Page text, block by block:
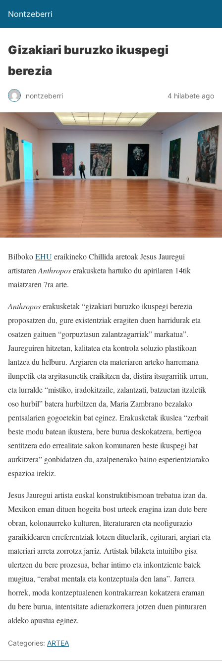
Nontzeberri
Gizakiari buruzko ikuspegi
berezia
nontzeberri 4 hilabete ago
BilbokoEHUeraikineko Chillida aretoak Jesus Jauregui
artistarenAnthroposerakusketa hartuko du apirilaren 14tik
maiatzaren 7ra arte.
Anthroposerakusketak “gizakiari buruzko ikuspegi berezia
proposatzen du, gure existentziak eragiten duen harridurak eta
osatzen gaituen “gorpuztasun zalantzagarriak” markatua”.
Jaureguiren hitzetan, kalitatea eta kontrola soluzio plastikoan
lantzea du helburu. Argiaren eta materiaren arteko harremana
ilunpetik eta argitasunetik eraikitzen da, distira itsugarritik urrun,
eta lurralde “mistiko, iradokitzaile, zalantzati, batzuetan itzaletik
oso hurbil” batera hurbiltzen da, Maria Zambrano bezalako
pentsalarien gogoetekin bat eginez. Erakusketak ikuslea “zerbait
beste modu batean ikustera, bere burua deskokatzera, bertigoa
sentitzera edo errealitate sakon komunaren beste ikuspegi bat
aurkitzera” gonbidatzen du, azalpenerako baino esperientziarako
espazioa irekiz.
Jesus Jauregui artista euskal konstruktibismoan trebatua izan da.
Mexikon eman dituen hogeita bost urteek eragina izan dute bere
obran, kolonaurreko kulturen, literaturaren eta neofigurazio
garaikidearen erreferentziak lotzen dituelarik, egiturari, argiari eta
materiari arreta zorrotza jarriz. Artistak bilaketa intuitibo gisa
ulertzen du bere prozesua, behar intimo eta inkontziente batek
mugitua, “erabat mentala eta kontzeptuala den lana”. Jarrera
horrek, moda kontzeptualenen kontrakarrean kokatzera eraman
du bere burua, intentsitate adierazkorrera jotzen duen pinturaren
aldeko apustua eginez.
Categories: ARTEA